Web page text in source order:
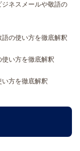
ジネスメールや敬語の
語の使い方を徹底解釈
使い方を徹底解釈
い方を徹底解釈